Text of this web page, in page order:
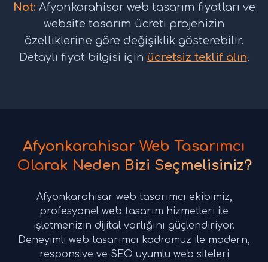
Not:Afyonkarahisar web tasarım fiyatları ve
website tasarım ücreti projenizin
özelliklerine göre değişiklik gösterebilir.
Detaylı fiyat bilgisi için ücretsiz teklif alın.
Afyonkarahisar Web Tasarımcı
Olarak Neden Bizi Seçmelisiniz?
Afyonkarahisar web tasarımcı ekibimiz,
profesyonel web tasarım hizmetleri ile
işletmenizin dijital varlığını güçlendiriyor.
Deneyimli web tasarımcı kadromuz ile modern,
responsive ve SEO uyumlu web siteleri